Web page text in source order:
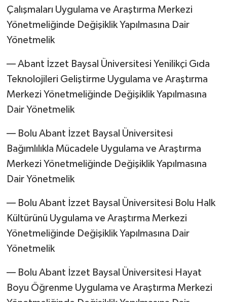
Çalışmaları Uygulama ve Araştırma Merkezi
Yönetmeliğinde Değişiklik Yapılmasına Dair
Yönetmelik
–– Abant İzzet Baysal Üniversitesi Yenilikçi Gıda
Teknolojileri Geliştirme Uygulama ve Araştırma
Merkezi Yönetmeliğinde Değişiklik Yapılmasına
Dair Yönetmelik
–– Bolu Abant İzzet Baysal Üniversitesi
Bağımlılıkla Mücadele Uygulama ve Araştırma
Merkezi Yönetmeliğinde Değişiklik Yapılmasına
Dair Yönetmelik
–– Bolu Abant İzzet Baysal Üniversitesi Bolu Halk
Kültürünü Uygulama ve Araştırma Merkezi
Yönetmeliğinde Değişiklik Yapılmasına Dair
Yönetmelik
–– Bolu Abant İzzet Baysal Üniversitesi Hayat
Boyu Öğrenme Uygulama ve Araştırma Merkezi